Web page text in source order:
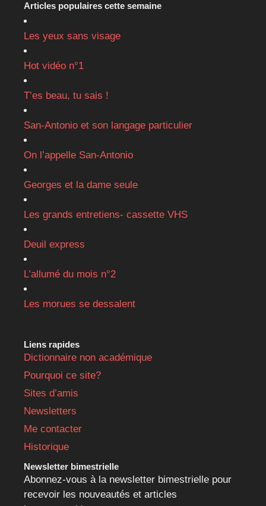
Articles populaires cette semaine
Les yeux sans visage
Hot vidéo n°1
T’es beau, tu sais !
San-Antonio et son langage particulier
On l’appelle San-Antonio
Georges et la dame seule
Les grands entretiens- cassette VHS
Deuil express
L’allumé du mois n°2
Les morues se dessalent
Liens rapides
Dictionnaire non académique
Pourquoi ce site?
Sites d’amis
Newsletters
Me contacter
Historique
Newsletter bimestrielle
Abonnez-vous à la newsletter bimestrielle pour
recevoir les nouveautés et articles